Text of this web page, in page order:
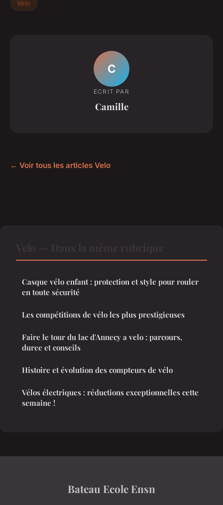
Velo
C
ECRIT PAR
Camille
← Voir tous les articles Velo
Casque vélo enfant : protection et style pour rouler
en toute sécurité
Les compétitions de vélo les plus prestigieuses
Faire le tour du lac d'Annecy a velo : parcours,
duree et conseils
Histoire et évolution des compteurs de vélo
Vélos électriques : réductions exceptionnelles cette
semaine !
Bateau Ecole Ensn